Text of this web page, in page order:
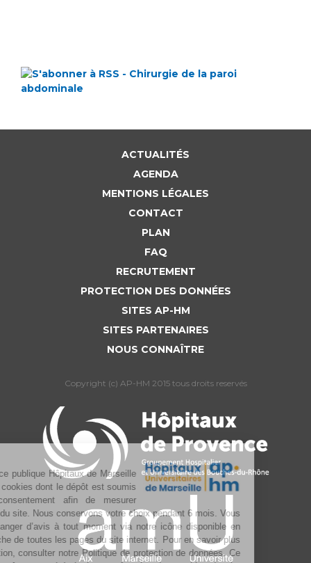
ACTUALITÉS
AGENDA
MENTIONS LÉGALES
CONTACT
PLAN
FAQ
RECRUTEMENT
PROTECTION DES DONNÉES
SITES AP-HM
SITES PARTENAIRES
NOUS CONNAÎTRE
Copyright (c) AP-HM 2015 tous droits reservés
L’Assistance publique Hôpitaux de Marseille
utilise des cookies dont le dépôt est soumis
à votre consentement afin de mesurer
l’audience du site. Nous conservons votre choix pendant 6 mois. Vous
pouvez changer d’avis à tout moment via notre icône disponible en
bas à gauche de toutes les pages du site internet. Pour en savoir plus
sur la gestion, consulter notre Politique de protection de données. Ce